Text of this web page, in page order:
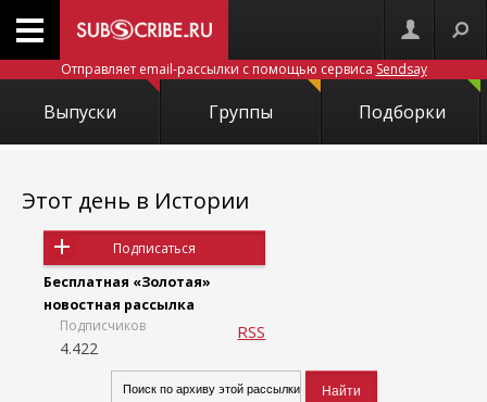
Отправляет email-рассылки с помощью сервиса Sendsay
Выпуски Группы Подборки
Этот день в Истории
Подписаться
Бесплатная «Золотая»
новостная рассылка
Подписчиков
4.422
RSS